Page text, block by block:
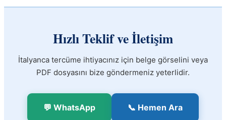
Hızlı Teklif ve İletişim
İtalyanca tercüme ihtiyacınız için belge görselini veya
PDF dosyasını bize göndermeniz yeterlidir.
💬 WhatsApp 📞 Hemen Ara